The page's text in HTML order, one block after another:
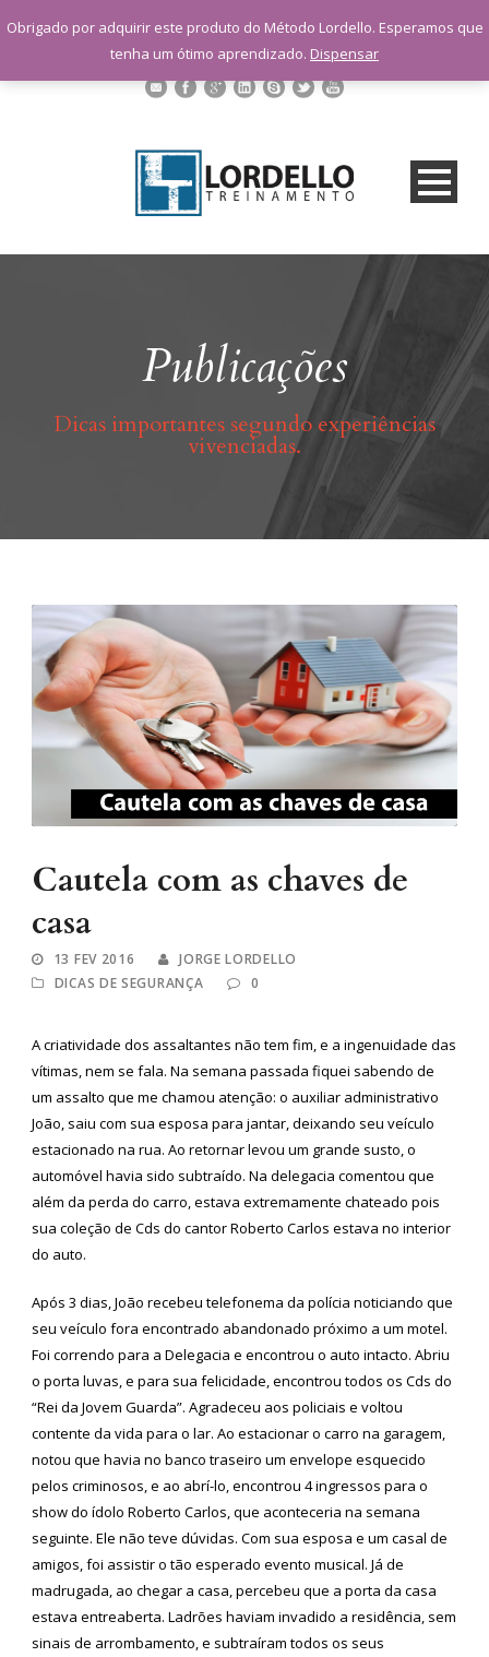
sac@lordellotreinamento.com.br
+55 11 9 1398-3091
Publicações
Dicas importantes segundo experiências
vivenciadas.
Cautela com as chaves de
casa
13 FEV 2016
JORGE LORDELLO
DICAS DE SEGURANÇA
0
A criatividade dos assaltantes não tem fim, e a ingenuidade das
vítimas, nem se fala. Na semana passada fiquei sabendo de
um assalto que me chamou atenção: o auxiliar administrativo
João, saiu com sua esposa para jantar, deixando seu veículo
estacionado na rua. Ao retornar levou um grande susto, o
automóvel havia sido subtraído. Na delegacia comentou que
além da perda do carro, estava extremamente chateado pois
sua coleção de Cds do cantor Roberto Carlos estava no interior
do auto.
Após 3 dias, João recebeu telefonema da polícia noticiando que
seu veículo fora encontrado abandonado próximo a um motel.
Foi correndo para a Delegacia e encontrou o auto intacto. Abriu
o porta luvas, e para sua felicidade, encontrou todos os Cds do
“Rei da Jovem Guarda”. Agradeceu aos policiais e voltou
contente da vida para o lar. Ao estacionar o carro na garagem,
notou que havia no banco traseiro um envelope esquecido
pelos criminosos, e ao abrí-lo, encontrou 4 ingressos para o
show do ídolo Roberto Carlos, que aconteceria na semana
seguinte. Ele não teve dúvidas. Com sua esposa e um casal de
amigos, foi assistir o tão esperado evento musical. Já de
madrugada, ao chegar a casa, percebeu que a porta da casa
estava entreaberta. Ladrões haviam invadido a residência, sem
sinais de arrombamento, e subtraíram todos os seus
Obrigado por adquirir este produto do Método Lordello. Esperamos que
tenha um ótimo aprendizado. Dispensar